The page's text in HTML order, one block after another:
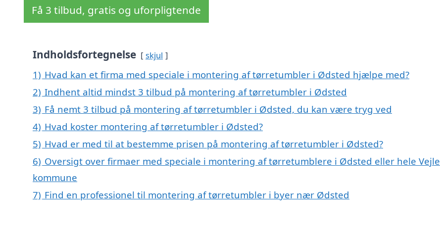
Få 3 tilbud, gratis og uforpligtende
Indholdsfortegnelse skjul
1) Hvad kan et firma med speciale i montering af tørretumbler i Ødsted hjælpe med?
2) Indhent altid mindst 3 tilbud på montering af tørretumbler i Ødsted
3) Få nemt 3 tilbud på montering af tørretumbler i Ødsted, du kan være tryg ved
4) Hvad koster montering af tørretumbler i Ødsted?
5) Hvad er med til at bestemme prisen på montering af tørretumbler i Ødsted?
6) Oversigt over firmaer med speciale i montering af tørretumblere i Ødsted eller hele Vejle
kommune
7) Find en professionel til montering af tørretumbler i byer nær Ødsted